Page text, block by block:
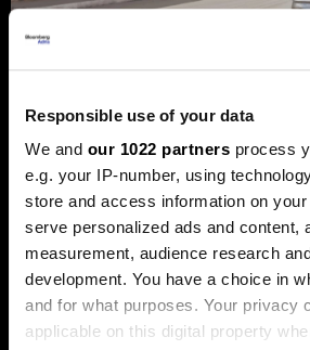
Responsible use of your data
We and our 1022 partners process
e.g. your IP-number, using
store and access information on
serve personalized ads and content,
measurement, audience research
development. You have a choice in
and for what purposes. Your privacy
applicable on this digital property
milijardersko turističko
porodice Castro
Sukob oko Kube je sukob oko tri
okriljem koncerna Gaesa.